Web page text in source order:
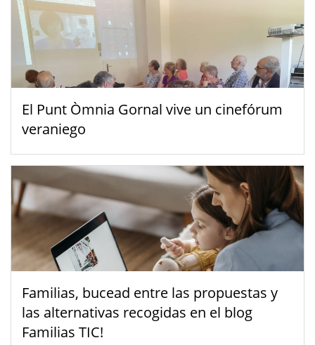
El Punt Òmnia Gornal vive un cinefórum
veraniego
Familias, bucead entre las propuestas y
las alternativas recogidas en el blog
Familias TIC!